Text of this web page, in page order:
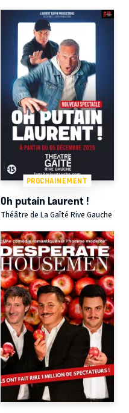
PROCHAINEMENT
Oh putain Laurent !
Théâtre de La Gaîté Rive Gauche